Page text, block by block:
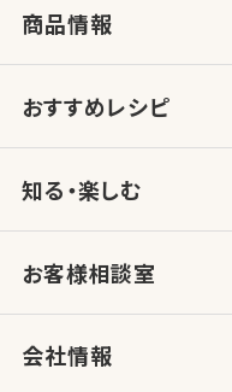
商品情報
おすすめレシピ
知る・楽しむ
お客様相談室
会社情報